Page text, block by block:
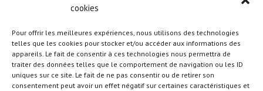
cookies
Pour offrir les meilleures expériences, nous utilisons des technologies
telles que les cookies pour stocker et/ou accéder aux informations des
appareils. Le fait de consentir à ces technologies nous permettra de
traiter des données telles que le comportement de navigation ou les ID
uniques sur ce site. Le fait de ne pas consentir ou de retirer son
consentement peut avoir un effet négatif sur certaines caractéristiques et
© COPYRIGHT - OCEANWP THEME BY NICK